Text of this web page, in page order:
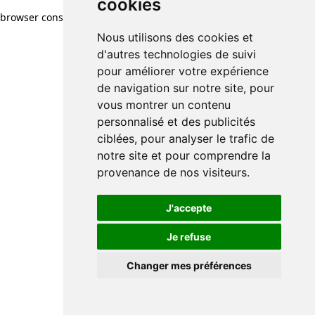
cookies
Nous utilisons des cookies et
d'autres technologies de suivi
pour améliorer votre expérience
de navigation sur notre site, pour
vous montrer un contenu
personnalisé et des publicités
ciblées, pour analyser le trafic de
notre site et pour comprendre la
provenance de nos visiteurs.
J'accepte
Je refuse
Changer mes préférences
browser console for more information)